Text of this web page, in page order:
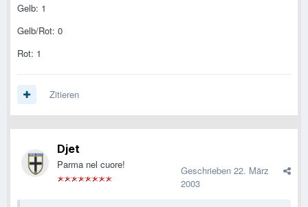
Gelb: 1
Gelb/Rot: 0
Rot: 1
Zitieren
Djet
Parma nel cuore! Geschrieben 22. März
2003